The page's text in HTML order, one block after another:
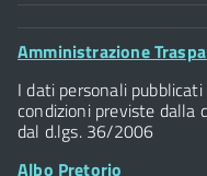
Comune di Firenze
Palazzo Vecchio
Piazza della Signoria -
P.IVA 01307110484
Footer
Amministrazione
I dati personali
condizioni previste
dal d.lgs. 36/2006
Albo Pretorio